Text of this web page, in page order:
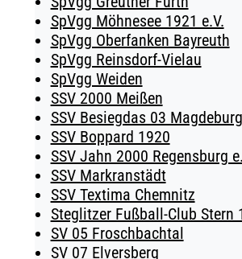
SpVgg Möhnesee 1921 e.V.
SpVgg Oberfanken Bayreuth
SpVgg Reinsdorf-Vielau
SpVgg Weiden
SSV 2000 Meißen
SSV Besiegdas 03 Magdeburg
SSV Boppard 1920
SSV Jahn 2000 Regensburg
SSV Markranstädt
SSV Textima Chemnitz
Steglitzer Fußball-Club Stern
SV 05 Froschbachtal
SV 07 Elversberg